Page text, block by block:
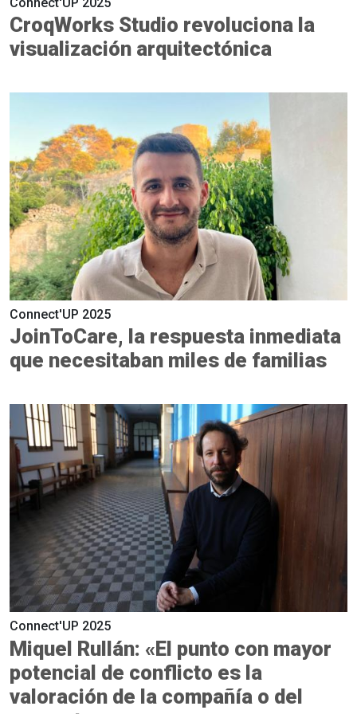
CroqWorks Studio revoluciona la
visualización arquitectónica
Connect'UP 2025
JoinToCare, la respuesta inmediata
que necesitaban miles de familias
Connect'UP 2025
Miquel Rullán: «El punto con mayor
potencial de conflicto es la
valoración de la compañía o del